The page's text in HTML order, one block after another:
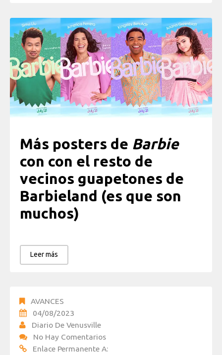
Más posters de Barbie
con con el resto de
vecinos guapetones de
Barbieland (es que son
muchos)
Leer más
AVANCES
04/08/2023
Diario De Venusville
No Hay Comentarios
Enlace Permanente A: